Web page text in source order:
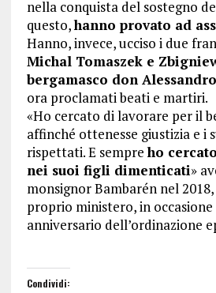
nella conquista del sostegno
questo,hanno provato ad
Hanno, invece, ucciso i due
Michal Tomaszek e
bergamasco don
ora proclamati beati e martiri.
«Ho cercato di lavorare per il
affinché ottenesse giustizia e i
rispettati. E sempreho
nei suoi figli dimenticati»
monsignor Bambarén nel
proprio ministero, in
anniversario dell’ordinazione
Condividi: